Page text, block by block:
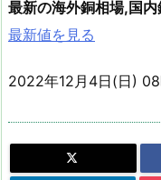
最新の海外銅相場,国
最新値を見る
2022年12月4日(日)